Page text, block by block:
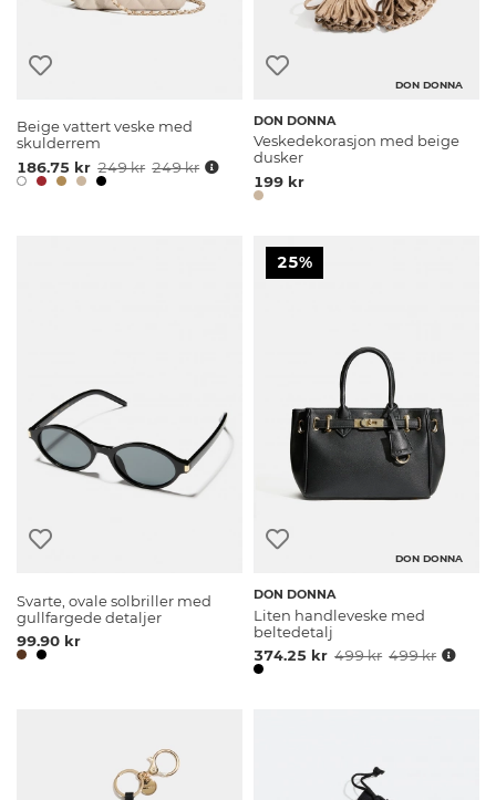
Beige vattert veske med
skulderrem
186.75 kr 249 kr 249 kr
DON DONNA
DON DONNA
Veskedekorasjon med beige
dusker
199 kr
Svarte, ovale solbriller med
gullfargede detaljer
99.90 kr
25%
DON DONNA
DON DONNA
Liten handleveske med
beltedetalj
374.25 kr 499 kr 499 kr